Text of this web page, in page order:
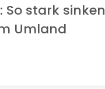
So stark sinken
Umland